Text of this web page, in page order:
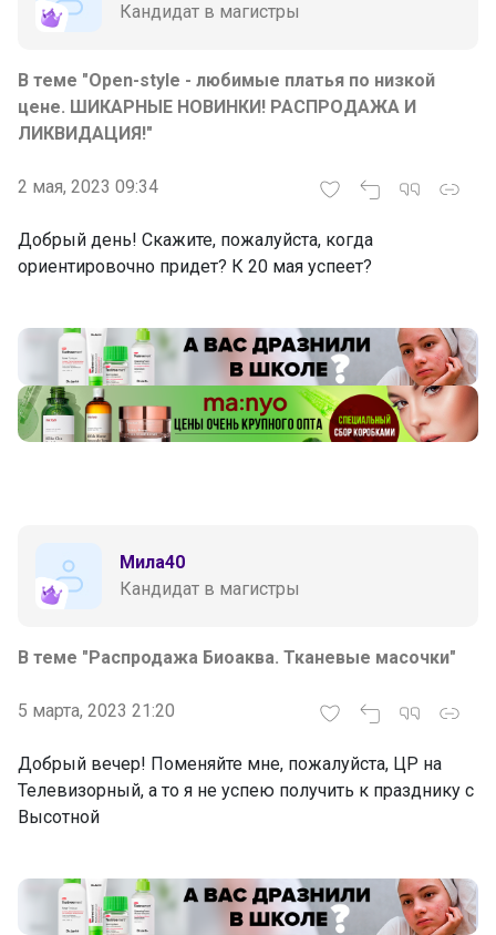
Кандидат в магистры
В теме "Open-style - любимые платья по низкой
цене. ШИКАРНЫЕ НОВИНКИ! РАСПРОДАЖА И
ЛИКВИДАЦИЯ!"
2 мая, 2023 09:34
Добрый день! Скажите, пожалуйста, когда
ориентировочно придет? К 20 мая успеет?
Мила40
Кандидат в магистры
В теме "Распродажа Биоаква. Тканевые масочки"
5 марта, 2023 21:20
Добрый вечер! Поменяйте мне, пожалуйста, ЦР на
Телевизорный, а то я не успею получить к празднику с
Высотной